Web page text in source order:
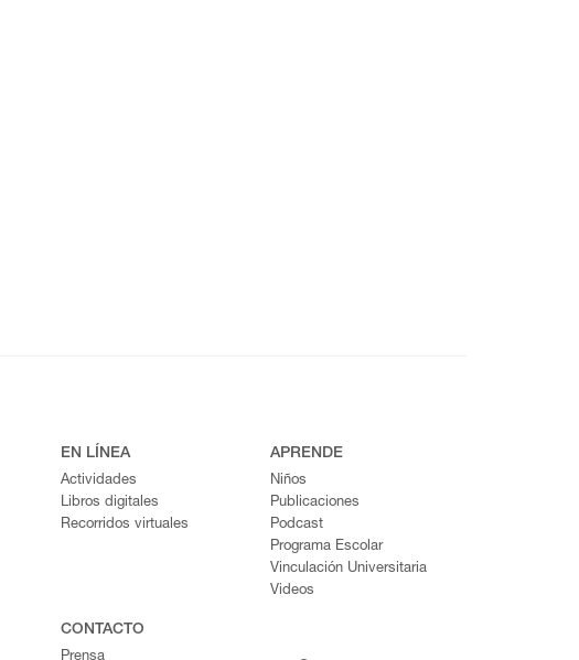
EN LÍNEA
Actividades
Libros digitales
Recorridos virtuales
APRENDE
Niños
Publicaciones
Podcast
Programa Escolar
Vinculación Universitaria
Videos
CONTACTO